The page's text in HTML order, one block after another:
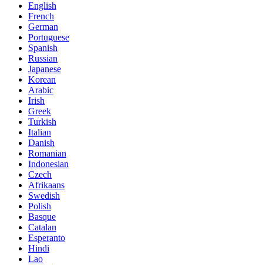
English
French
German
Portuguese
Spanish
Russian
Japanese
Korean
Arabic
Irish
Greek
Turkish
Italian
Danish
Romanian
Indonesian
Czech
Afrikaans
Swedish
Polish
Basque
Catalan
Esperanto
Hindi
Lao